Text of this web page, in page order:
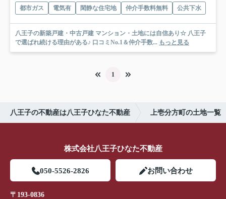
都市ガス 電気有 閑静な住宅地 仲介手数料無料 公共下水
八王子の新築戸建・中古戸建 マンション・土地には自信あり☆ 八王子
で選ばれ続ける理由がある♪ 口コミNo.1＆仲介手数... もっと見る
1
八王子の不動産は八王子ひなた不動産 上壱分方町の土地一覧
株式会社八王子ひなた不動産
050-5526-2826 お問い合わせ
〒193-0836